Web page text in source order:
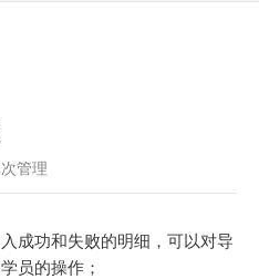
管理
成功和失败的明细，可以对导
员的操作；